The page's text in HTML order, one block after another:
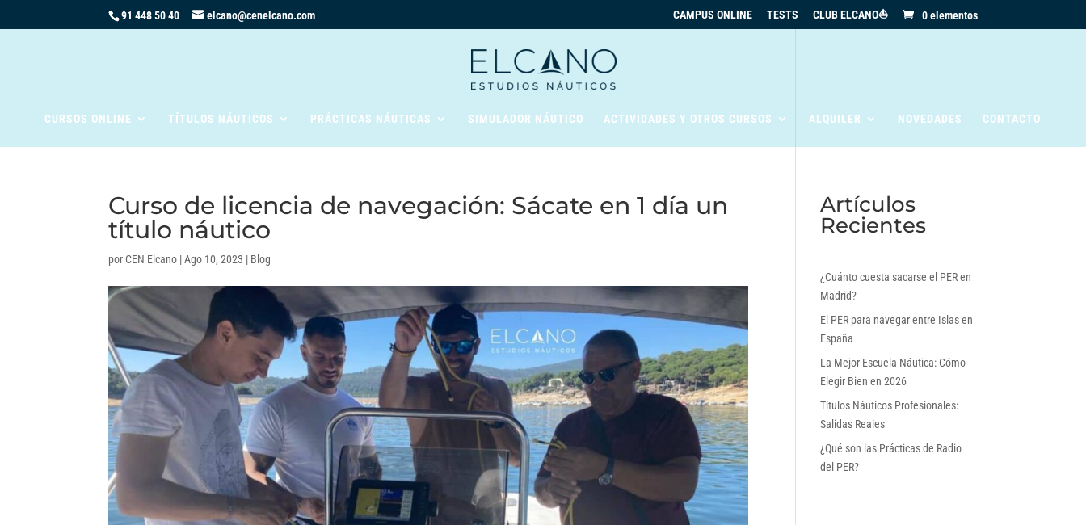
91 448 50 40 elcano@cenelcano.com CAMPUS ONLINE TESTS CLUB ELCANO⛵ 0 elementos
CURSOS ONLINE TÍTULOS NÁUTICOS PRÁCTICAS NÁUTICAS SIMULADOR NÁUTICO ACTIVIDADES Y OTROS CURSOS ALQUILER NOVEDADES CONTACTO
Curso de licencia de navegación: Sácate en 1 día un
título náutico
por CEN Elcano |Ago 10, 2023 | Blog
Artículos
Recientes
¿Cuánto cuesta sacarse el PER en
Madrid?
El PER para navegar entre Islas en
España
La Mejor Escuela Náutica: Cómo
Elegir Bien en 2026
Títulos Náuticos Profesionales:
Salidas Reales
¿Qué son las Prácticas de Radio
del PER?